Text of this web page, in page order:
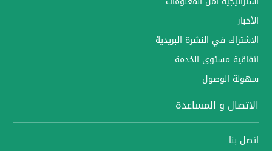
الأخبار
الاشتراك في النشرة البريدية
اتفاقية مستوى الخدمة
سهولة الوصول
الاتصال و المساعدة
اتصل بنا